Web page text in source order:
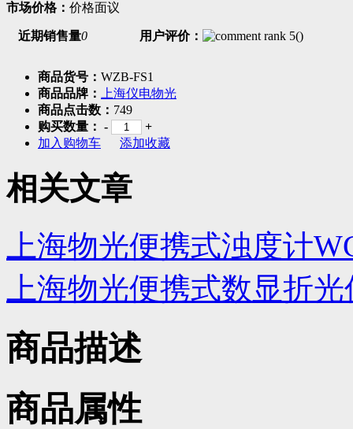
市场价格： 价格面议
近期销售量0 用户评价： ()
商品货号： WZB-FS1
商品品牌：
上海仪电物光
商品点击数： 749
购买数量： -
+
加入购物车
添加收藏
相关文章
上海物光便携式浊度计
上海物光便携式数显折
商品描述
商品属性